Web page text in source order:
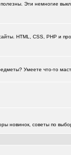
Эти немногие
HTML, CSS, PHP и
Умеете что-то
новинок, советы по